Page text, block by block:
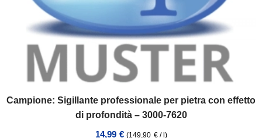
Campione: Sigillante professionale per pietra con effetto
di profondità – 3000-7620
14,99 € (149,90 €/ )